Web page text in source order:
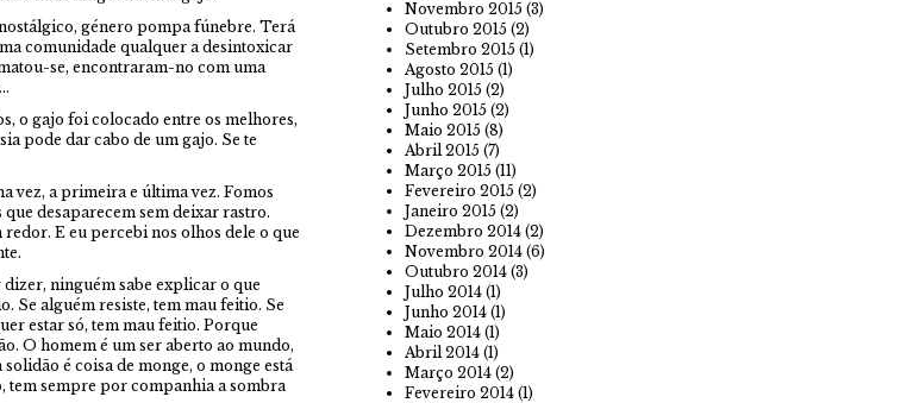
género pompa fúnebre. Terá
comunidade qualquer a desintoxicar
se, encontraram-no com uma
o gajo foi colocado entre os melhores,
pode dar cabo de um gajo. Se te
vez, a primeira e última vez. Fomos
desaparecem sem deixar rastro.
E eu percebi nos olhos dele o que
ninguém sabe explicar o que
Se alguém resiste, tem mau feitio. Se
estar só, tem mau feitio. Porque
O homem é um ser aberto ao mundo,
é coisa de monge, o monge está
tem sempre por companhia a sombra
Novembro 2015 (3)
Outubro 2015 (2)
Setembro 2015 (1)
Agosto 2015 (1)
Julho 2015 (2)
Junho 2015 (2)
Maio 2015 (8)
Abril 2015 (7)
Março 2015 (11)
Fevereiro 2015 (2)
Janeiro 2015 (2)
Dezembro 2014 (2)
Novembro 2014 (6)
Outubro 2014 (3)
Julho 2014 (1)
Junho 2014 (1)
Maio 2014 (1)
Abril 2014 (1)
Março 2014 (2)
Fevereiro 2014 (1)